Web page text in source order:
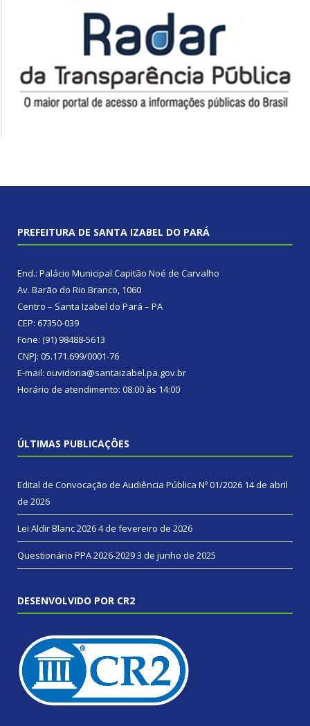
PREFEITURA DE SANTA IZABEL DO PARÁ
End.: Palácio Municipal Capitão Noé de Carvalho
Av. Barão do Rio Branco, 1060
Centro – Santa Izabel do Pará – PA
CEP: 67350-039
Fone: (91) 98488-5613
CNPJ: 05.171.699/0001-76
E-mail: ouvidoria@santaizabel.pa.gov.br
Horário de atendimento: 08:00 às 14:00
ÚLTIMAS PUBLICAÇÕES
Edital de Convocação de Audiência Pública Nº 01/2026 14 de abril
de 2026
Lei Aldir Blanc 20264 de fevereiro de 2026
Questionário PPA 2026-20293 de junho de 2025
DESENVOLVIDO POR CR2